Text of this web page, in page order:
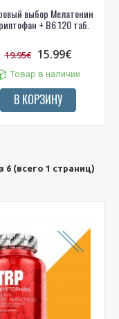
выбор Мелатонин
+ B6 120 таб.
19.95€ 15.99€
Товар в наличии
В КОРЗИНУ
6 (всего 1 страниц)